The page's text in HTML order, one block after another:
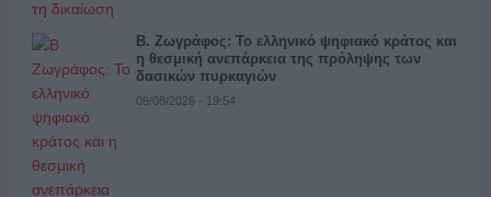
Β. Ζωγράφος: Το ελληνικό ψηφιακό κράτος και
η θεσμική ανεπάρκεια της πρόληψης των
δασικών πυρκαγιών
09/08/2026 - 19:54